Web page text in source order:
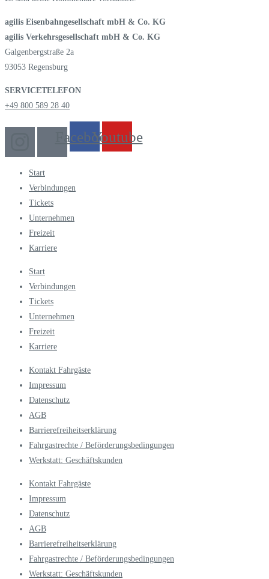
agilis Eisenbahngesellschaft mbH & Co. KG
agilis Verkehrsgesellschaft mbH & Co. KG
Galgenbergstraße 2a
93053 Regensburg
SERVICETELEFON
+49 800 589 28 40
FacebookYoutube
Start
Verbindungen
Tickets
Unternehmen
Freizeit
Karriere
Start
Verbindungen
Tickets
Unternehmen
Freizeit
Karriere
Kontakt Fahrgäste
Impressum
Datenschutz
AGB
Barrierefreiheitserklärung
Fahrgastrechte / Beförderungsbedingungen
Werkstatt: Geschäftskunden
Kontakt Fahrgäste
Impressum
Datenschutz
AGB
Barrierefreiheitserklärung
Fahrgastrechte / Beförderungsbedingungen
Werkstatt: Geschäftskunden